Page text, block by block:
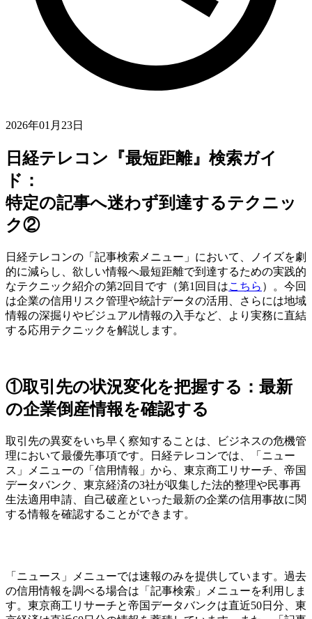
2026年01月23日
日経テレコン『最短距離』検索ガイ
ド：
特定の記事へ迷わず到達するテクニッ
ク②
日経テレコンの「記事検索メニュー」において、ノイズを劇
的に減らし、欲しい情報へ最短距離で到達するための実践的
なテクニック紹介の第2回目です（第1回目はこちら ）。今回
は企業の信用リスク管理や統計データの活用、さらには地域
情報の深掘りやビジュアル情報の入手など、より実務に直結
する応用テクニックを解説します。
①取引先の状況変化を把握する：最新
の企業倒産情報を確認する
取引先の異変をいち早く察知することは、ビジネスの危機管
理において最優先事項です。日経テレコンでは、「ニュー
ス」メニューの「信用情報」から、東京商工リサーチ、帝国
データバンク、東京経済の3社が収集した法的整理や民事再
生法適用申請、自己破産といった最新の企業の信用事故に関
する情報を確認することができます。
「ニュース」メニューでは速報のみを提供しています。過去
の信用情報を調べる場合は「記事検索」メニューを利用しま
す。東京商工リサーチと帝国データバンクは直近50日分、東